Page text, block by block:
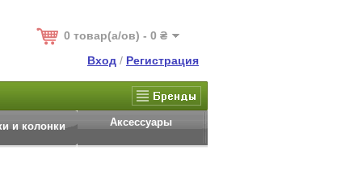
0 товар(а/ов) - 0 ₴
Вход / Регистрация
и колонки Аксессуары